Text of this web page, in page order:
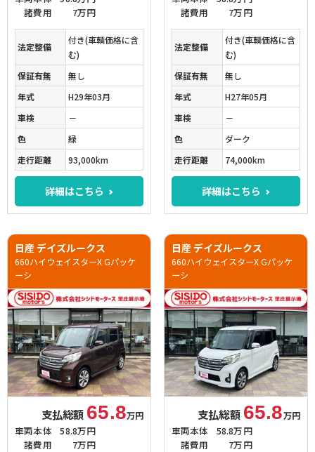
諸費用
7万円
法定整備
付き(車輌価格に含
む)
保証有無
無し
年式
H29年03月
車検
－
色
緑
走行距離
93,000km
詳細はこちら
諸費用
7万円
法定整備
付き(車輌価格に含
む)
保証有無
無し
年式
H27年05月
車検
－
色
ダーク
走行距離
74,000km
詳細はこちら
日産 デイズルークス
660ハイウェイスターX Gパッケ
ーシ
支払総額 65.8万円
車両本体
58.8万円
諸費用
7万円
日産 デイズルークス
660ハイウェイスターX Gパッケ
ーシ
支払総額 65.8万円
車両本体
58.8万円
諸費用
7万円